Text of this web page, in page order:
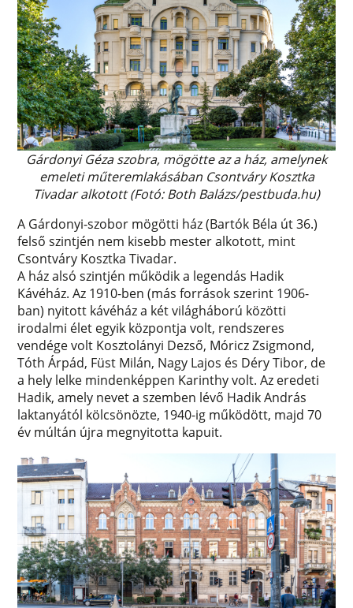
Gárdonyi Géza szobra, mögötte az a ház, amelynek
emeleti műteremlakásában Csontváry Kosztka
Tivadar alkotott (Fotó: Both Balázs/pestbuda.hu)
A Gárdonyi-szobor mögötti ház (Bartók Béla út 36.)
felső szintjén nem kisebb mester alkotott, mint
Csontváry Kosztka Tivadar.
A ház alsó szintjén működik a legendás Hadik
Kávéház. Az 1910-ben (más források szerint 1906-
ban) nyitott kávéház a két világháború közötti
irodalmi élet egyik központja volt, rendszeres
vendége volt Kosztolányi Dezső, Móricz Zsigmond,
Tóth Árpád, Füst Milán, Nagy Lajos és Déry Tibor, de
a hely lelke mindenképpen Karinthy volt. Az eredeti
Hadik, amely nevet a szemben lévő Hadik András
laktanyától kölcsönözte, 1940-ig működött, majd 70
év múltán újra megnyitotta kapuit.